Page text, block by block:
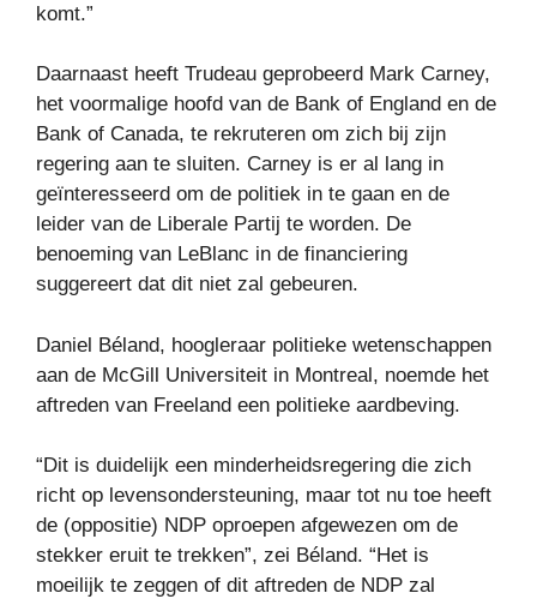
komt.”
Daarnaast heeft Trudeau geprobeerd Mark Carney,
het voormalige hoofd van de Bank of England en de
Bank of Canada, te rekruteren om zich bij zijn
regering aan te sluiten. Carney is er al lang in
geïnteresseerd om de politiek in te gaan en de
leider van de Liberale Partij te worden. De
benoeming van LeBlanc in de financiering
suggereert dat dit niet zal gebeuren.
Daniel Béland, hoogleraar politieke wetenschappen
aan de McGill Universiteit in Montreal, noemde het
aftreden van Freeland een politieke aardbeving.
“Dit is duidelijk een minderheidsregering die zich
richt op levensondersteuning, maar tot nu toe heeft
de (oppositie) NDP oproepen afgewezen om de
stekker eruit te trekken”, zei Béland. “Het is
moeilijk te zeggen of dit aftreden de NDP zal